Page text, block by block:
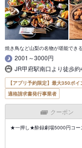
焼き鳥など山梨の名物が堪能でき
2001～3000円
JR甲府駅南口より徒歩
【アプリ予約限定】最大350ポ
適格請求書発行事業者
クーポン
★一押し★酔録劇場5000円コ